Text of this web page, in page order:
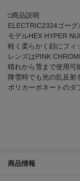
□商品説明
ELECTRIC2324ゴーグ
モデルHEX HYPER
軽く柔らかく顔にフィ
レンズはPINK
晴れから雪まで使用可
降雪時でも光の乱反射
ポリカーボネートのダ
商品情報